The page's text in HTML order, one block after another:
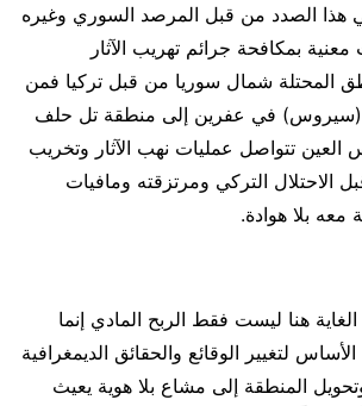
هذا الصدد من قبل المرصد السوري وغيره
بمكافحة جرائم تهريب الآثار
المحتلة شمال سوريا من قبل تركيا فمن
(سيروس) في عفرين إلى منطقة تل حلف
تتواصل عمليات نهب الآثار وتخريب
الاحتلال التركي ومرتزقته ومافيات
معه بلا هوادة.
هنا ليست فقط الربح المادي إنما
لتغيير الوقائع والحقائق الديمغرافية
وتحويل المنطقة إلى مشاع بلا هوية يعيث